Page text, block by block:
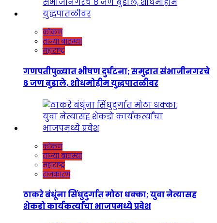
कोकण
ताज्या बातम्या
महाराष्ट्र
गणपतीपुळ्यात भीषण दुर्घटना; समुद्रात संभाजीनगरचे
८ जण बुडाले, शोधमोहीम युद्धपातळीवर
कोकण
ताज्या बातम्या
महाराष्ट्र
राजकारण
ठाकरे बंधूंना सिंधुदुर्गात मोठा धक्का; युवा नेत्यासह
शेकडो कार्यकर्त्यांचा भाजपमध्ये प्रवेश